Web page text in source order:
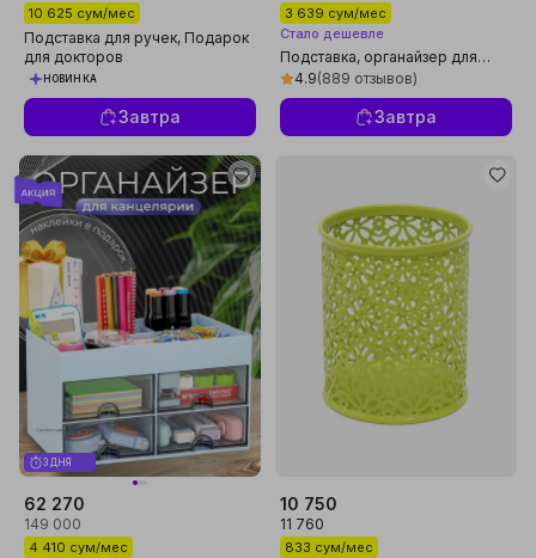
10 625 сум/мес
Подставка для ручек, Подарок
для докторов
НОВИНКА
Завтра
3 639 сум/мес
Стало дешевле
Подставка, органайзер для
канцелярии, ручек,
карандашей, косметики
4.9(889 отзывов)
Завтра
3 ДНЯ
62 270
149 000
4 410 сум/мес
10 750
11 760
833 сум/мес